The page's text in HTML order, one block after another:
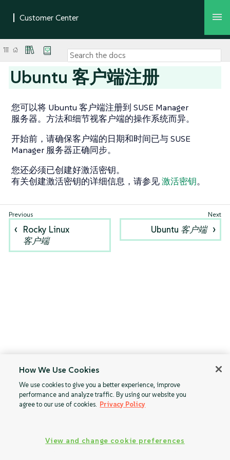
Ubuntu 客户端注册
您可以将 Ubuntu 客户端注册到 SUSE Manager
服务器。方法和细节视客户端的操作系统而异。
开始前，请确保客户端的日期和时间已与 SUSE
Manager 服务器正确同步。
您还必须已创建好激活密钥。
有关创建激活密钥的详细信息，请参见激活密钥。
Rocky Linux
客户端
Ubuntu 客户端
How We Use Cookies
We use cookies to give you a better experience, improve
performance and analyze traffic. By using our website you
agree to our use of cookies. Privacy Policy
View and change cookie preferences